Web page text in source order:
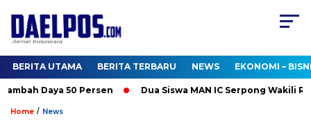
BERITA UTAMA BERITA TERBARU NEWS EKONOMI –
Daya 50 Persen Dua Siswa MAN IC Serpong Wakili RI
Home / News